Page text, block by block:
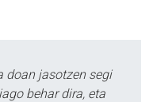
doan jasotzen segi
behar dira, eta